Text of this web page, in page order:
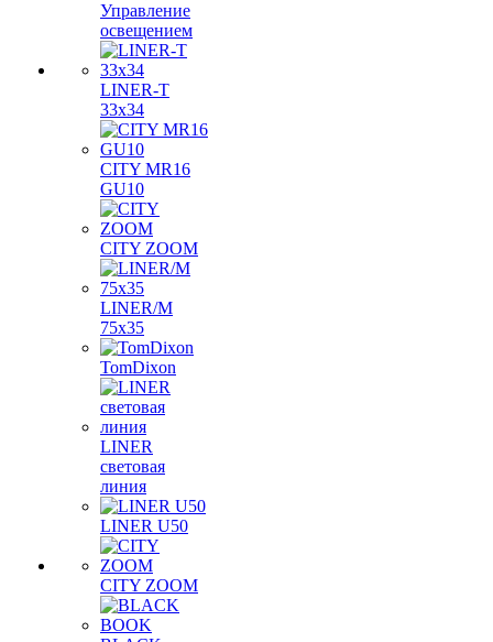
Управление
освещением
LINER-T
33x34
CITY MR16
GU10
CITY ZOOM
LINER/M
75х35
TomDixon
LINER
световая
линия
LINER U50
CITY ZOOM